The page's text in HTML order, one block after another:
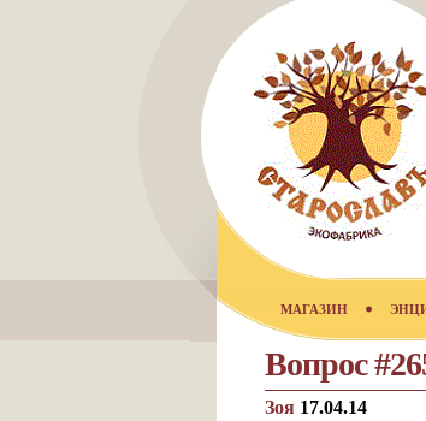
МАГАЗИН
Вопрос
Зоя 17.04.14